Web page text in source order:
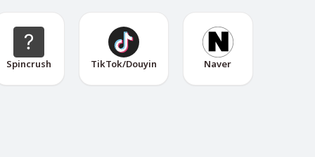
Spincrush TikTok/Douyin Naver